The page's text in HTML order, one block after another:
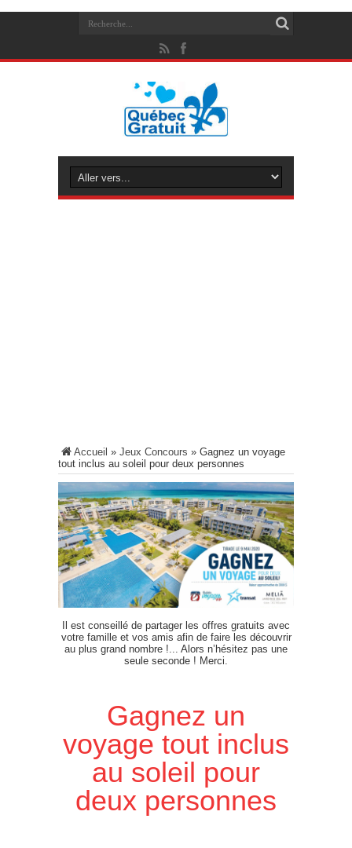
Accueil » Jeux Concours » Gagnez un voyage
tout inclus au soleil pour deux personnes
Il est conseillé de partager les offres gratuits avec
votre famille et vos amis afin de faire les découvrir
au plus grand nombre !... Alors n’hésitez pas une
seule seconde ! Merci.
Gagnez un
voyage tout inclus
au soleil pour
deux personnes